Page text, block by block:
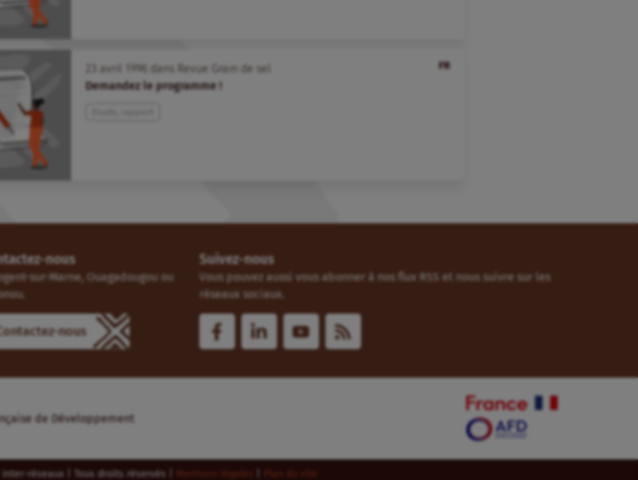
FR
avril 1996 dans
Revue Grain de sel
Demandez le programme !
nous
sur-Marne, Ouagadougou ou
nous
Suivez-nous
Vous pouvez aussi vous abonner à nos flux RSS et nous suivre sur les
réseaux sociaux.
de Développement
Inter-réseaux | Tous droits réservés | Mentions légales